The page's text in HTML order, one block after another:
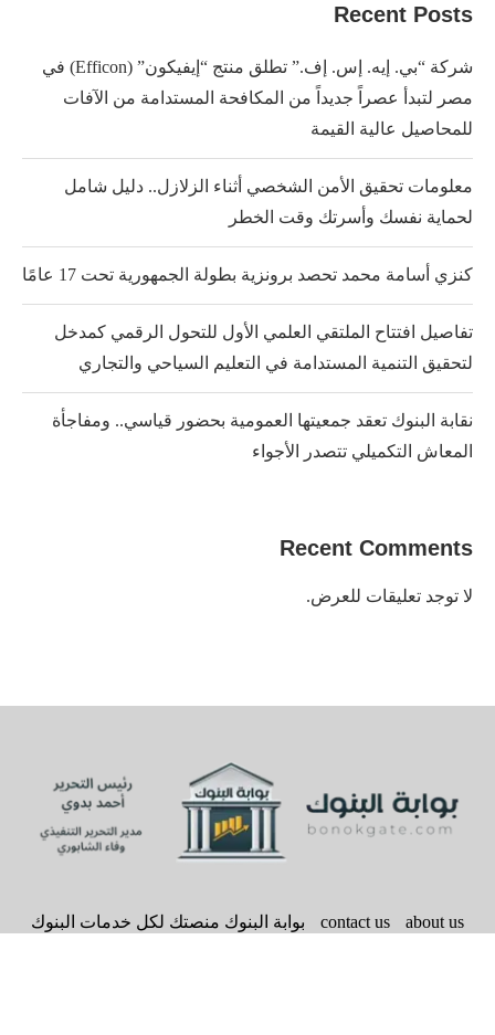
Recent Posts
شركة “بي. إيه. إس. إف.” تطلق منتج “إيفيكون” (Efficon) في
مصر لتبدأ عصراً جديداً من المكافحة المستدامة من الآفات
للمحاصيل عالية القيمة
معلومات تحقيق الأمن الشخصي أثناء الزلازل.. دليل شامل
لحماية نفسك وأسرتك وقت الخطر
كنزي أسامة محمد تحصد برونزية بطولة الجمهورية تحت 17 عامًا
تفاصيل افتتاح الملتقي العلمي الأول للتحول الرقمي كمدخل
لتحقيق التنمية المستدامة في التعليم السياحي والتجاري
نقابة البنوك تعقد جمعيتها العمومية بحضور قياسي.. ومفاجأة
المعاش التكميلي تتصدر الأجواء
Recent Comments
لا توجد تعليقات للعرض.
about us
contact us
بوابة البنوك منصتك لكل خدمات البنوك